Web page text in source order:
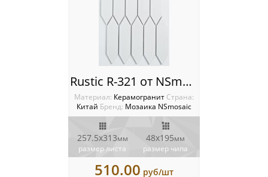
Rustic R-321 от NSmosaic
Материал: Керамогранит Cтрана:
Китай Бренд: Мозаика NSmosaic
257.5x313мм
размер листа
48x195мм
размер чипа
510.00 руб/шт